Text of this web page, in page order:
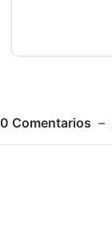
0 Comentarios